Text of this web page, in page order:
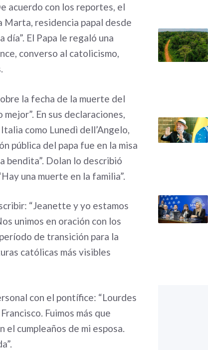
acuerdo con los reportes, el
Marta, residencia papal desde
El Papa le regaló una
converso al catolicismo,
la fecha de la muerte del
En sus declaraciones,
como Lunedì dell’Angelo,
pública del papa fue en la misa
bendita”. Dolan lo describió
una muerte en la familia”.
“Jeanette y yo estamos
unimos en oración con los
de transición para la
católicas más visibles
con el pontífice: “Lourdes
Fuimos más que
cumpleaños de mi esposa.